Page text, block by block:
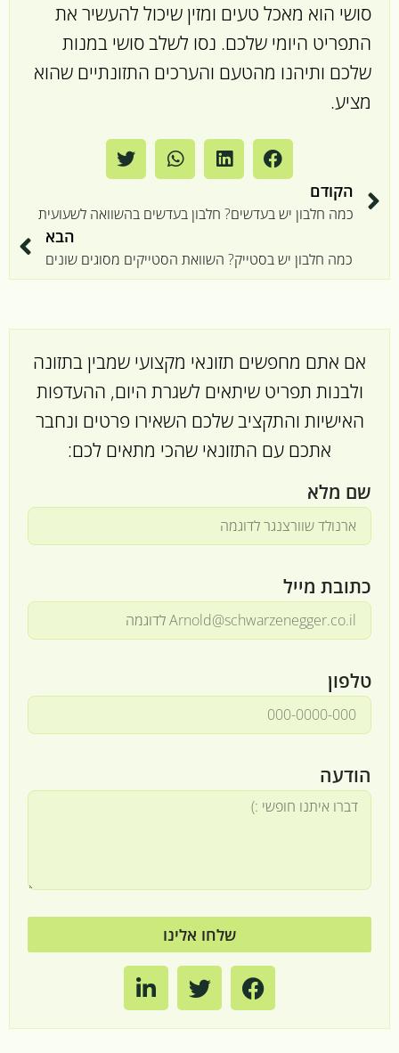
סושי הוא מאכל טעים ומזין שיכול להעשיר את
התפריט היומי שלכם. נסו לשלב סושי במנות
שלכם ותיהנו מהטעם והערכים התזונתיים שהוא
מציע.
הקודם
כמה חלבון יש בעדשים? חלבון בעדשים בהשוואה לשעועית
הבא
כמה חלבון יש בסטייק? השוואת הסטייקים מסוגים שונים
אם אתם מחפשים תזונאי מקצועי שמבין בתזונה
ולבנות תפריט שיתאים לשגרת היום, ההעדפות
האישיות והתקציב שלכם השאירו פרטים ונחבר
אתכם עם התזונאי שהכי מתאים לכם:
שם מלא
כתובת מייל
טלפון
הודעה
שלחו אלינו